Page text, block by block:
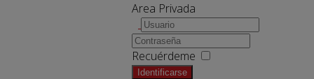
Area Privada
Recuérdeme
Identificarse